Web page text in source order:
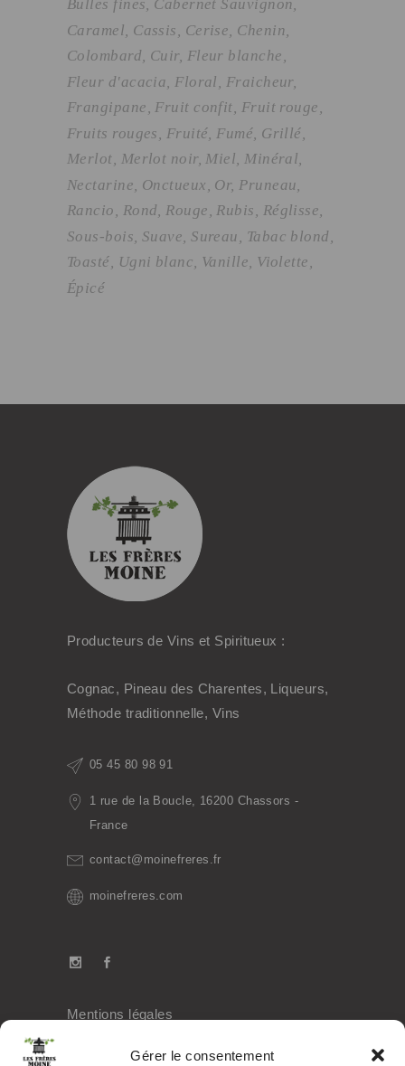
Gérer le consentement
Bulles fines Cabernet Sauvignon
Caramel Cassis Cerise Chenin
Colombard Cuir Fleur blanche
Fleur d'acacia
Floral
Fraicheur
Frangipane Fruit confit Fruit rouge
Fruits rouges
Fruité Fumé Grillé
Merlot Merlot noir Miel Minéral
Nectarine Onctueux Or Pruneau
Rancio
Rond Rouge Rubis
Réglisse
Sous-bois Suave Sureau
Tabac blond
Toasté
Ugni blanc Vanille Violette
Épicé
Producteurs de Vins et Spiritueux :
Cognac, Pineau des Charentes, Liqueurs,
Méthode traditionnelle, Vins
05 45 80 98 91
1 rue de la Boucle, 16200 Chassors -
France
contact@moinefreres.fr
moinefreres.com
Mentions légales
Politique de confidentialité